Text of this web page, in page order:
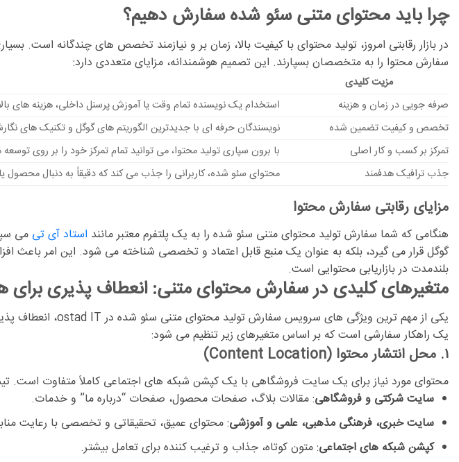
چرا باید محتوای متنی سئو شده سفارش دهیم؟
در بازار رقابتی امروز، تولید محتوای با کیفیت بالا، زمان بر و نیازمند تخصص های چندگانه
سفارش محتوا را به متخصصان بسپارند. این تصمیم هوشمندانه، مزایای متعددی دارد:
مزیت کلیدی
صرفه جویی در زمان و هزینه
استخدام یک نویسنده تمام وقت یا آموزش پرسنل داخلی، هزینه های
تخصص و کیفیت تضمین شده
نویسندگان حرفه ای با جدیدترین الگوریتم های گوگل و تکنیک های نگارش آشنا هستند و
تمرکز بر کسب و کار اصلی
با برون سپاری تولید محتوا، می توانید تمام تمرکز خود را بر روی
جذب ترافیک هدفمند
محتوای سئو شده، کاربرانی را جذب می کند که دقیقاً به دنبال
مزایای رقابتی سفارش محتوا
هنگامی که شما سفارش تولید محتوای متنی سئو شده را به یک پلتفرم معتبر مانند استاد آی تی می
بلندمدت در بازاریابی محتوایی است.
متغیرهای کلیدی در سفارش محتوای متنی: انعطاف پذیری برای
یکی از مهم ترین ویژگی های سرویس سفارش تولید محتوای متنی سئو شده در ostad IT
، انعطاف
یک راهکار سفارشی است که بر اساس متغیرهای زیر تنظیم می شود:
۱. محل انتشار محتوا (Content Location)
محتوای مورد نیاز برای یک سایت فروشگاهی با یک کپشن شبکه های اجتماعی کاملاً متفاوت است.
سایت شرکتی و فروشگاهی:مقالات بلاگ، صفحات محصول، صفحات “درباره ما” و خدمات.
سایت خبری، فرهنگی مذهبی، علمی و آموزشی:محتوای عمیق، تحقیقاتی و تخصصی با رعایت
کپشن شبکه های اجتماعی:متون کوتاه، جذاب و ترغیب کننده برای تعامل بیشتر.